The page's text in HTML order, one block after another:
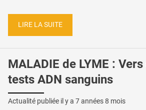
LIRE LA SUITE
MALADIE de LYME :
tests ADN sanguins
Actualité publiée il y a 7 années 8 mois